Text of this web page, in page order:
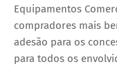
Equipamentos
compradores mais
adesão para os
para todos os